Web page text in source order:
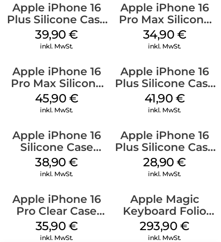
Apple iPhone 16
Plus Silicone Case
MagSafe Plum
39,90€
inkl. MwSt.
Apple iPhone 16
Pro Max Silicone
Case MagSafe
Denim
34,90 €
inkl. MwSt.
Apple iPhone 16
Pro Max Silicone
Case MagSafe
Ultramarine
45,90 €
inkl. MwSt.
Apple iPhone 16
Plus Silicone Case
MagSafe Stone
Gray
41,90 €
inkl. MwSt.
Apple iPhone 16
Silicone Case
MagSafe
Ultramarine
38,90€
inkl. MwSt.
Apple iPhone 16
Plus Silicone Case
MagSafe Black
28,90€
inkl. MwSt.
Apple iPhone 16
Pro Clear Case
MagSafe
Transparent
35,90 €
inkl. MwSt.
Apple Magic
Keyboard Folio
iPad 10.9″ (10.Gen.)
Weiß
293,90€
inkl. MwSt.